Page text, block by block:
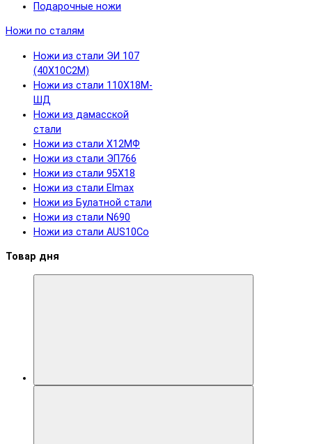
Подарочные ножи
Ножи по сталям
Ножи из стали ЭИ 107
(40Х10С2М)
Ножи из стали 110Х18М-
ШД
Ножи из дамасской
стали
Ножи из стали Х12МФ
Ножи из стали ЭП766
Ножи из стали 95Х18
Ножи из стали Elmax
Ножи из Булатной стали
Ножи из стали N690
Ножи из стали AUS10Co
Товар дня